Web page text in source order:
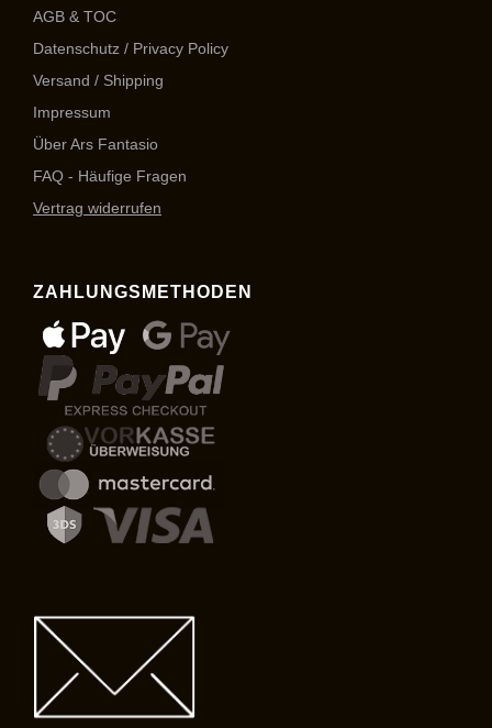
AGB & TOC
Datenschutz / Privacy Policy
Versand / Shipping
Impressum
Über Ars Fantasio
FAQ - Häufige Fragen
Vertrag widerrufen
ZAHLUNGSMETHODEN